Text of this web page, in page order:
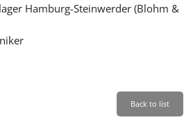
Hamburg-Steinwerder (Blohm &
Back to list